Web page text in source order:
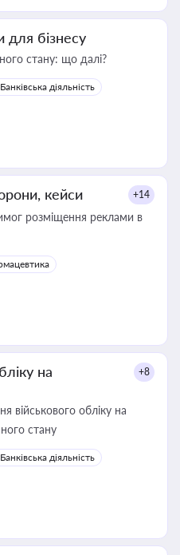
для бізнесу
стану: що далі?
Банківська діяльність
кейси +14
розміщення реклами в
на
+8
військового обліку на
стану
Банківська діяльність